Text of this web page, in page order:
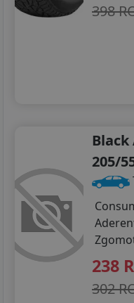
398
205/
238
302